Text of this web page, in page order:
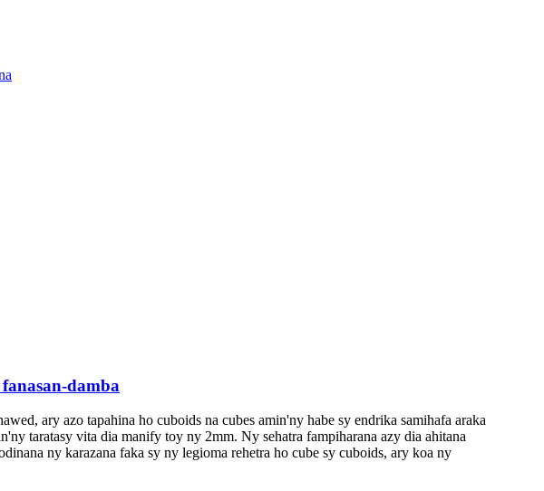
damba
ary azo tapahina ho cuboids na cubes amin'ny habe sy endrika samihafa araka
taratasy vita dia manify toy ny 2mm. Ny sehatra fampiharana azy dia ahitana
ny karazana faka sy ny legioma rehetra ho cube sy cuboids, ary koa ny